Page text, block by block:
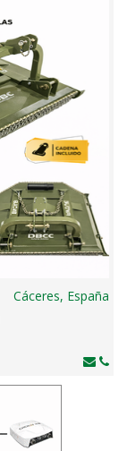
Cáceres, España